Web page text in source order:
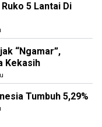
5 Lantai Di
“Ngamar”,
Kekasih
Tumbuh 5,29%